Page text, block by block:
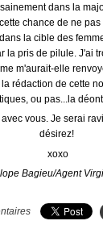
dans la
chance de ne
la cible des
la pris de pilule. J'ai
m'aurait-elle
rédaction de cette
ou pas...la
vous. Je serai
désirez!
xoxo
Bagieu/Agent